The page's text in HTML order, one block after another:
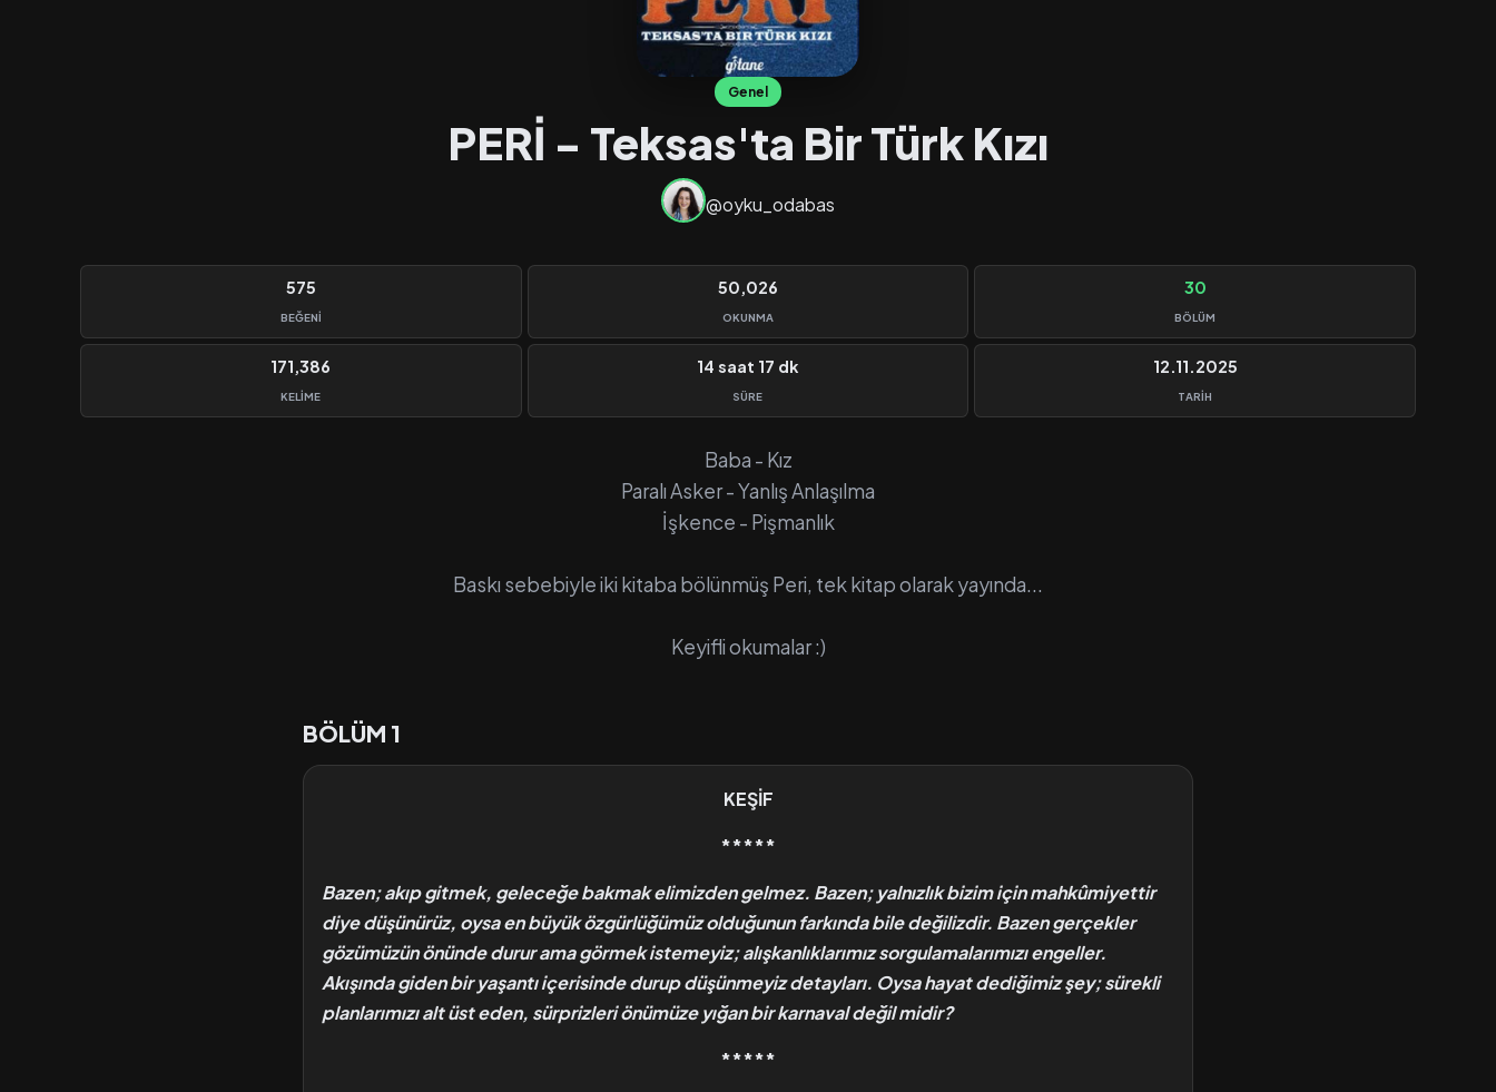
Genel
PERİ - Teksas'ta Bir Türk Kızı
@oyku_odabas
575
BEĞENI
50,026
OKUNMA
30
BÖLÜM
171,386
KELIME
14 saat 17 dk
SÜRE
12.11.2025
TARIH
Baba - Kız
Paralı Asker - Yanlış Anlaşılma
İşkence - Pişmanlık
Baskı sebebiyle iki kitaba bölünmüş Peri, tek kitap olarak yayında...
Keyifli okumalar :)
BÖLÜM 1
KEŞİF
*****
Bazen; akıp gitmek, geleceğe bakmak elimizden gelmez. Bazen; yalnızlık bizim için mahkûmiyettir
diye düşünürüz, oysa en büyük özgürlüğümüz olduğunun farkında bile değilizdir. Bazen gerçekler
gözümüzün önünde durur ama görmek istemeyiz; alışkanlıklarımız sorgulamalarımızı engeller.
Akışında giden bir yaşantı içerisinde durup düşünmeyiz detayları. Oysa hayat dediğimiz şey; sürekli
planlarımızı alt üst eden, sürprizleri önümüze yığan bir karnaval değil midir?
*****